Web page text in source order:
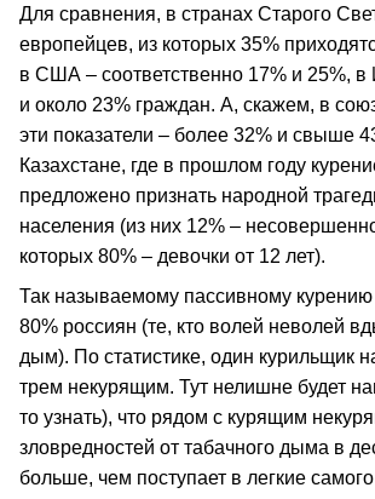
Для сравнения, в странах Старого
европейцев, из которых 35%
в США – соответственно 17% и 25%, в
и около 23% граждан. А, скажем, в
эти показатели – более 32% и свыше
Казахстане, где в прошлом году
предложено признать народной
населения (из них 12% –
которых 80% – девочки от 12 лет).
Так называемому пассивному
80% россиян (те, кто волей неволей
дым). По статистике, один курильщик
трем некурящим. Тут нелишне будет
то узнать), что рядом с курящим
зловредностей от табачного дыма в
больше, чем поступает в легкие